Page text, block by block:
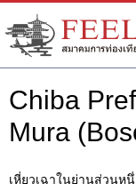
เว็บไซต์สมาคมการท่อง
นาริตะ FEEL นาริตะ
Chiba
Mura
เหี่ยวเฉาในย่านส่วนห